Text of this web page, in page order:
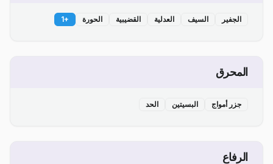
الجفير السيف العدلية القضيبية الحورة +
1
المحرق
جزر أمواج البسيتين الحد
الرفاع